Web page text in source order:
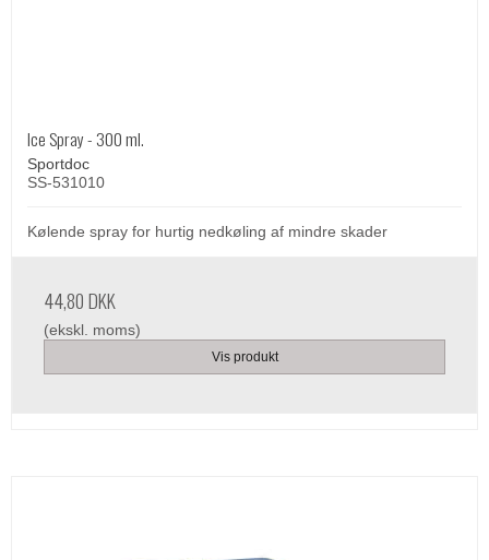
Ice Spray - 300 ml.
Sportdoc
SS-531010
Kølende spray for hurtig nedkøling af mindre skader
44,80 DKK
(ekskl. moms)
Vis produkt